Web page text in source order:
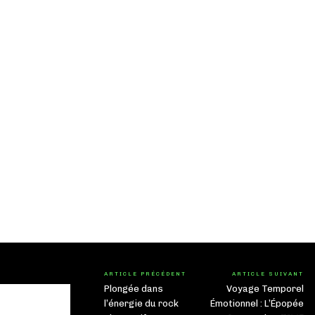
ARTICLE PRÉCÉDENT
Plongée dans
l’énergie du rock
ARTICLE SUIVANT
Voyage Temporel
Émotionnel : L’Épopée